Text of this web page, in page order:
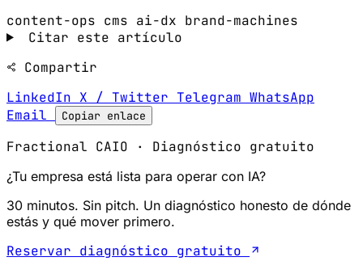
content-ops cms ai-dx brand-machines
Citar este artículo
Compartir
LinkedIn X / Twitter Telegram WhatsApp
Email
Copiar enlace
Fractional CAIO · Diagnóstico gratuito
¿Tu empresa está lista para operar con IA?
30 minutos. Sin pitch. Un diagnóstico honesto de dónde
estás y qué mover primero.
Reservar diagnóstico gratuito